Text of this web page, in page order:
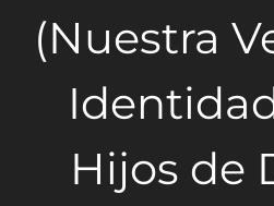
(Nuestra
Hijos de